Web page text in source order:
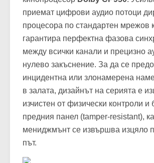
директната интеграция с водещия
кинопроцесорDolby CP950.
приемат цифрови аудио потоци
процесора по стандартен мрежов
гарантира перфектна фазова
между всички канали и прецизно
нулево закъснение. За да се
инцидентна или злонамерена
в залата, дизайнът на серията е
изчистен от физически контроли и
предния панел (tamper-resistant),